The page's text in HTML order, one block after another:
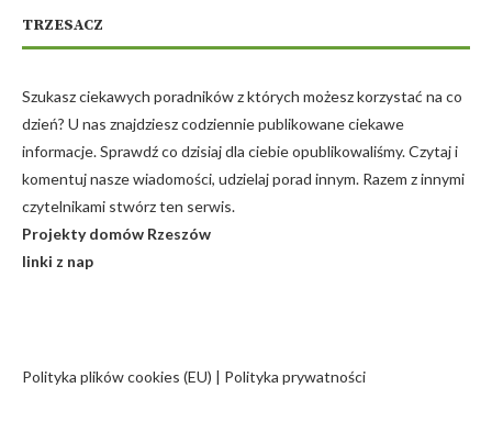
TRZESACZ
Szukasz ciekawych poradników z których możesz korzystać na co
dzień? U nas znajdziesz codziennie publikowane ciekawe
informacje. Sprawdź co dzisiaj dla ciebie opublikowaliśmy. Czytaj i
komentuj nasze wiadomości, udzielaj porad innym. Razem z innymi
czytelnikami stwórz ten serwis.
Projekty domów Rzeszów
linki z nap
Polityka plików cookies (EU) | Polityka prywatności